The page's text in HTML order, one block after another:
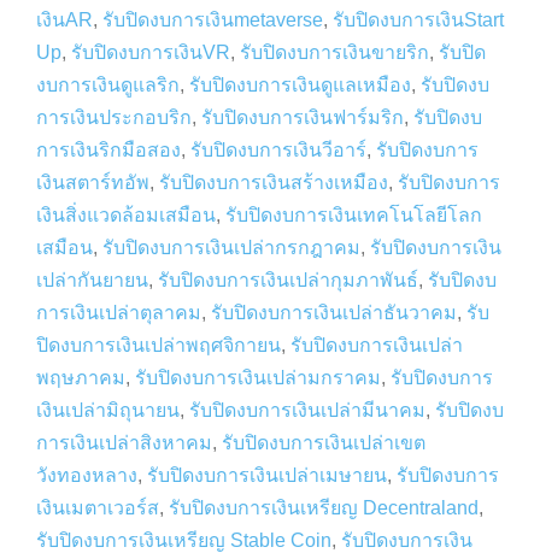
เงินAR, รับปิดงบการเงินmetaverse, รับปิดงบการเงินStart
Up, รับปิดงบการเงินVR, รับปิดงบการเงินขายริก, รับปิด
งบการเงินดูแลริก, รับปิดงบการเงินดูแลเหมือง, รับปิดงบ
การเงินประกอบริก, รับปิดงบการเงินฟาร์มริก, รับปิดงบ
การเงินริกมือสอง, รับปิดงบการเงินวีอาร์, รับปิดงบการ
เงินสตาร์ทอัพ, รับปิดงบการเงินสร้างเหมือง, รับปิดงบการ
เงินสิ่งแวดล้อมเสมือน, รับปิดงบการเงินเทคโนโลยีโลก
เสมือน, รับปิดงบการเงินเปล่ากรกฎาคม, รับปิดงบการเงิน
เปล่ากันยายน, รับปิดงบการเงินเปล่ากุมภาพันธ์, รับปิดงบ
การเงินเปล่าตุลาคม, รับปิดงบการเงินเปล่าธันวาคม, รับ
ปิดงบการเงินเปล่าพฤศจิกายน, รับปิดงบการเงินเปล่า
พฤษภาคม, รับปิดงบการเงินเปล่ามกราคม, รับปิดงบการ
เงินเปล่ามิถุนายน, รับปิดงบการเงินเปล่ามีนาคม, รับปิดงบ
การเงินเปล่าสิงหาคม, รับปิดงบการเงินเปล่าเขต
วังทองหลาง, รับปิดงบการเงินเปล่าเมษายน, รับปิดงบการ
เงินเมตาเวอร์ส, รับปิดงบการเงินเหรียญ Decentraland,
รับปิดงบการเงินเหรียญ Stable Coin, รับปิดงบการเงิน